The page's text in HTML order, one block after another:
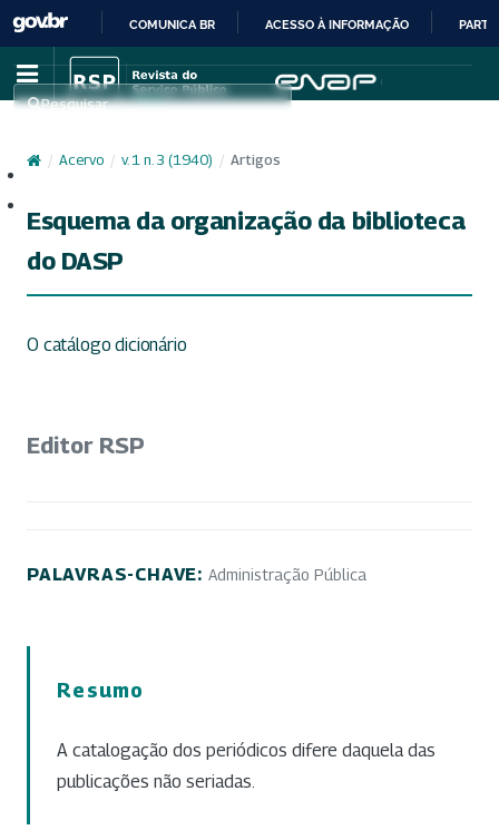
IR
PARA
CONTEÚDO
COMUNICA BR ACESSO À INFORMAÇÃO
Pesquisar
/ Acervo / v. 1 n. 3 (1940) / Artigos
Esquema da organização da biblioteca
do DASP
O catálogo dicionário
Editor RSP
PALAVRAS-CHAVE: Administração Pública
Resumo
A catalogação dos periódicos difere daquela das
publicações não seriadas.